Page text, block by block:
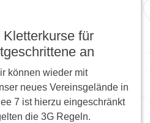
für
an
können wieder mit
neues Vereinsgelände in
7 ist hierzu eingeschränkt
die 3G Regeln.